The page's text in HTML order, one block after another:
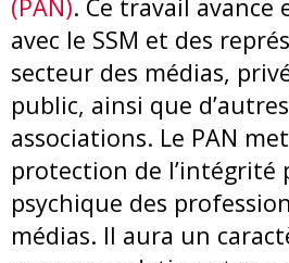
(PAN). Ce travail
avec le SSM et des
secteur des médias,
public, ainsi que
associations. Le PAN
protection de l’intégrité
psychique des
médias. Il aura un